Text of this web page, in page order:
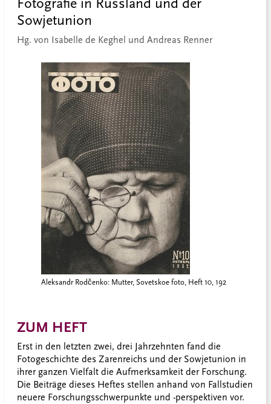
Aleksandr Rodčenko: Mutter, Sovetskoe foto, Heft 10, 192
Sowjetunion
Hg. von Isabelle de Keghel und Andreas Renner
ZUM HEFT
Erst in den letzten zwei, drei Jahrzehnten fand die
Fotogeschichte des Zarenreichs und der Sowjetunion in
ihrer ganzen Vielfalt die Aufmerksamkeit der Forschung.
Die Beiträge dieses Heftes stellen anhand von Fallstudien
neuere Forschungsschwerpunkte und -perspektiven vor.